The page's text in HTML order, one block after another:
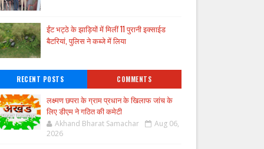
ईंट भट्ठे के झाड़ियों में मिलीं 11 पुरानी इक्साईड
बैटरियां, पुलिस ने कब्जे में लिया
RECENT POSTS COMMENTS
लक्ष्मण छपरा के ग्राम प्रधान के खिलाफ जांच के
लिए डीएम ने गठित की कमेटी
Akhand Bharat Samachar
Aug 06,
2026